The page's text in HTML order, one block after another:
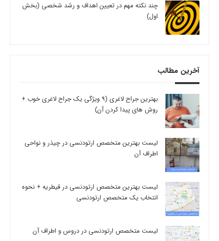
چند نکته مهم در تعیین اهداف و رشد شخصی (بخش
اول)
آخرین مطالب
بهترین جراح لاغری (9 ویژگی یک جراح لاغری خوب +
روش های پیدا کردن آن)
لیست بهترین متخصص ارتودنسی در چیذر و نواحی
اطراف آن
لیست بهترین متخصص ارتودنسی در قیطریه + نحوه
انتخاب یک متخصص ارتودنسی
لیست متخصص ارتودنسی در دروس و اطراف آن